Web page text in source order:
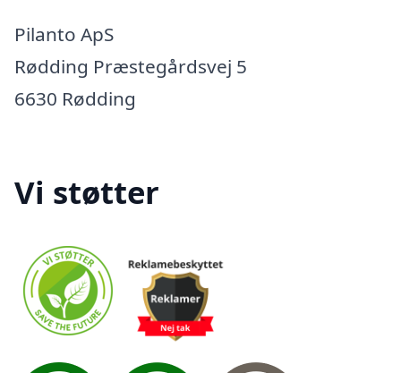
Pilanto ApS
Rødding Præstegårdsvej 5
6630 Rødding
Vi støtter